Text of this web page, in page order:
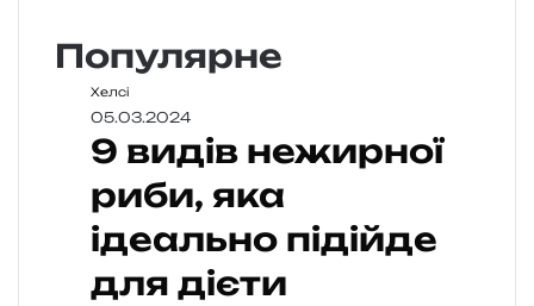
Популярне
Хелсі
05.03.2024
9 видів нежирної
риби, яка
ідеально підійде
для дієти